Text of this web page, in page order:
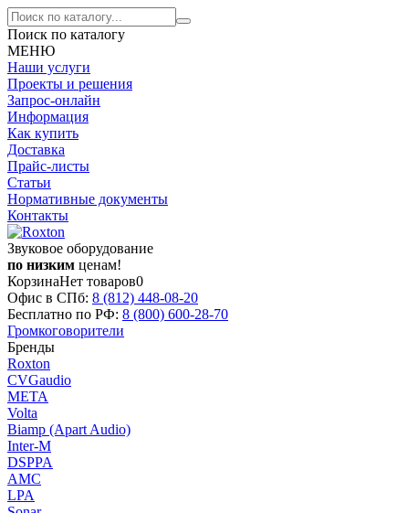
Поиск по каталогу
МЕНЮ
Наши услуги
Проекты и решения
Запрос-онлайн
Информация
Как купить
Доставка
Прайс-листы
Статьи
Нормативные документы
Контакты
Звуковое оборудование
по низким ценам!
КорзинаНет товаров0
Офис в СПб: 8 (812) 448-08-20
Бесплатно по РФ: 8 (800) 600-28-70
Громкоговорители
Бренды
Roxton
CVGaudio
МЕТА
Volta
Biamp (Apart Audio)
Inter-M
DSPPA
AMC
LPA